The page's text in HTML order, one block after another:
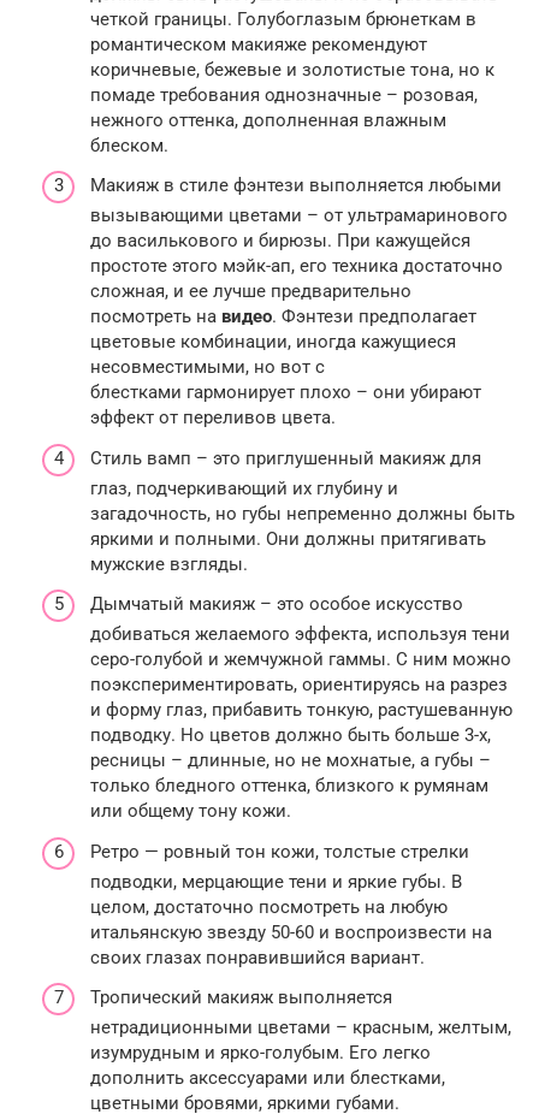
четкой границы. Голубоглазым брюнеткам в
романтическом макияже рекомендуют
коричневые, бежевые и золотистые тона, но к
помаде требования однозначные – розовая,
нежного оттенка, дополненная влажным
блеском.
Макияж в стиле фэнтези выполняется любыми
вызывающими цветами – от ультрамаринового
до василькового и бирюзы. При кажущейся
простоте этого мэйк-ап, его техника достаточно
сложная, и ее лучше предварительно
посмотреть на видео. Фэнтези предполагает
цветовые комбинации, иногда кажущиеся
несовместимыми, но вот с
блестками гармонирует плохо – они убирают
эффект от переливов цвета.
Стиль вамп – это приглушенный макияж для
глаз, подчеркивающий их глубину и
загадочность, но губы непременно должны быть
яркими и полными. Они должны притягивать
мужские взгляды.
Дымчатый макияж – это особое искусство
добиваться желаемого эффекта, используя тени
серо-голубой и жемчужной гаммы. С ним можно
поэкспериментировать, ориентируясь на разрез
и форму глаз, прибавить тонкую, растушеванную
подводку. Но цветов должно быть больше 3-х,
ресницы – длинные, но не мохнатые, а губы –
только бледного оттенка, близкого к румянам
или общему тону кожи.
Ретро — ровный тон кожи, толстые стрелки
подводки, мерцающие тени и яркие губы. В
целом, достаточно посмотреть на любую
итальянскую звезду 50-60 и воспроизвести на
своих глазах понравившийся вариант.
Тропический макияж выполняется
нетрадиционными цветами – красным, желтым,
изумрудным и ярко-голубым. Его легко
дополнить аксессуарами или блестками,
цветными бровями, яркими губами.